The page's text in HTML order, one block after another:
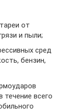
от
и пыли;
сред
бензин,
течение всего